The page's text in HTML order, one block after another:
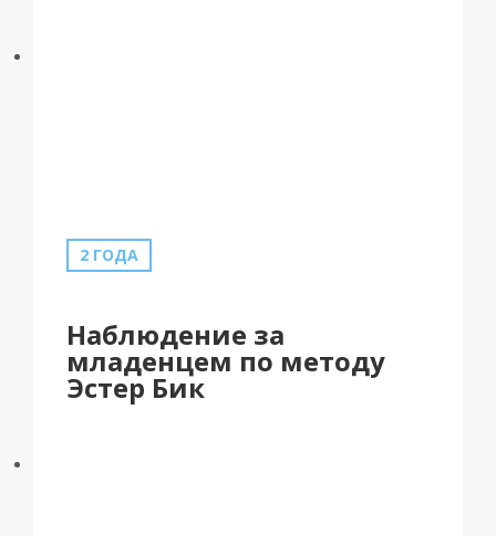
2 ГОДА
Наблюдение за
младенцем по методу
Эстер Бик